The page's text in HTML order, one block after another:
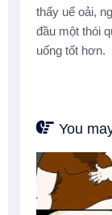
thấy uể oải,
đầu một thói
uống tốt hơn.
You